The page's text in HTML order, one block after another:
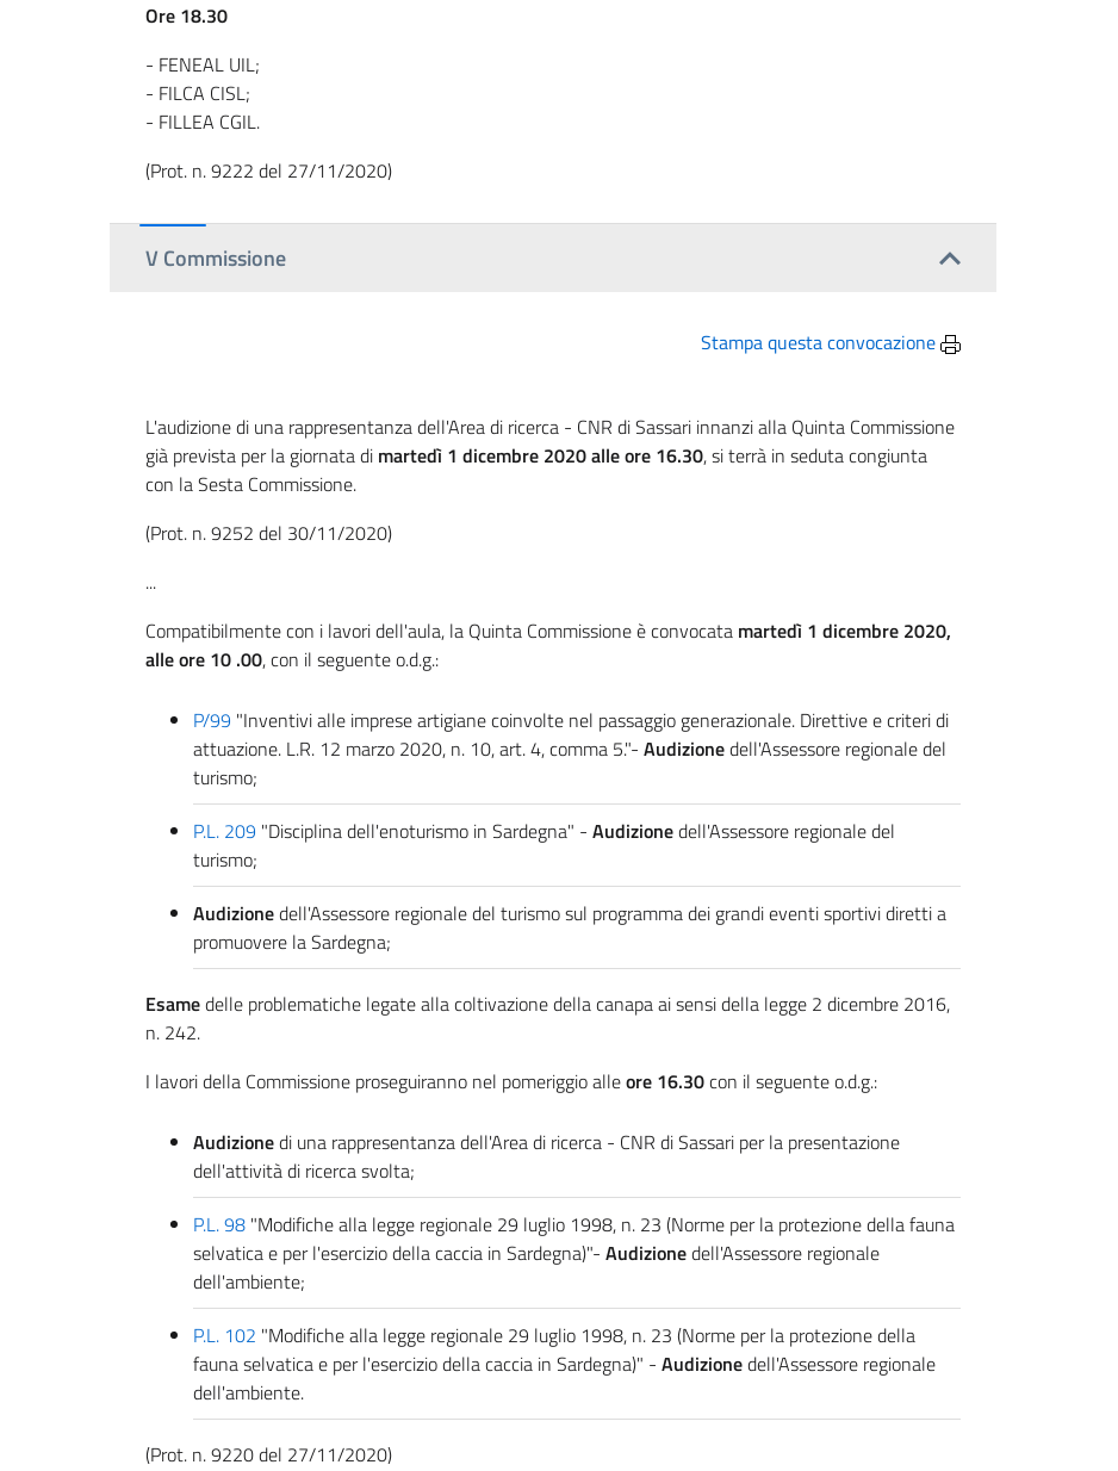
Ore 18.30
- FENEAL UIL;
- FILCA CISL;
- FILLEA CGIL.
(Prot. n. 9222 del 27/11/2020)
V Commissione
Stampa questa convocazione
L'audizione di una rappresentanza dell'Area di ricerca - CNR di Sassari innanzi alla Quinta Commissione
già prevista per la giornata di martedì 1 dicembre 2020 alle ore 16.30, si terrà in seduta congiunta
con la Sesta Commissione.
(Prot. n. 9252 del 30/11/2020)
...
Compatibilmente con i lavori dell'aula, la Quinta Commissione è convocata martedì 1 dicembre 2020,
alle ore 10 .00, con il seguente o.d.g.:
P/99 "Inventivi alle imprese artigiane coinvolte nel passaggio generazionale. Direttive e criteri di
attuazione. L.R. 12 marzo 2020, n. 10, art. 4, comma 5."- Audizionedell'Assessore regionale del
turismo;
P.L. 209 "Disciplina dell'enoturismo in Sardegna" - Audizionedell'Assessore regionale del
turismo;
Audizionedell'Assessore regionale del turismo sul programma dei grandi eventi sportivi diretti a
promuovere la Sardegna;
Esamedelle problematiche legate alla coltivazione della canapa ai sensi della legge 2 dicembre 2016,
n. 242.
I lavori della Commissione proseguiranno nel pomeriggio alleore 16.30con il seguente o.d.g.:
Audizionedi una rappresentanza dell'Area di ricerca - CNR di Sassari per la presentazione
dell'attività di ricerca svolta;
P.L. 98 "Modifiche alla legge regionale 29 luglio 1998, n. 23 (Norme per la protezione della fauna
selvatica e per l'esercizio della caccia in Sardegna)"- Audizionedell'Assessore regionale
dell'ambiente;
P.L. 102 "Modifiche alla legge regionale 29 luglio 1998, n. 23 (Norme per la protezione della
fauna selvatica e per l'esercizio della caccia in Sardegna)" - Audizionedell'Assessore regionale
dell'ambiente.
(Prot. n. 9220 del 27/11/2020)